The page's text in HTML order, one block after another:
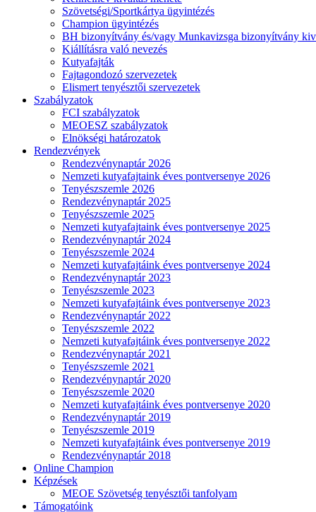
Szövetségi/Sportkártya ügyintézés
Champion ügyintézés
BH bizonyítvány és/vagy Munkavizsga bizonyítvány
Kiállításra való nevezés
Kutyafajták
Fajtagondozó szervezetek
Elismert tenyésztői szervezetek
Szabályzatok
FCI szabályzatok
MEOESZ szabályzatok
Elnökségi határozatok
Rendezvények
Rendezvénynaptár 2026
Nemzeti kutyafajtaink éves pontversenye 2026
Tenyészszemle 2026
Rendezvénynaptár 2025
Tenyészszemle 2025
Nemzeti kutyafajtaink éves pontversenye 2025
Rendezvénynaptár 2024
Tenyészszemle 2024
Nemzeti kutyafajtáink éves pontversenye 2024
Rendezvénynaptár 2023
Tenyészszemle 2023
Nemzeti kutyafajtáink éves pontversenye 2023
Rendezvénynaptár 2022
Tenyészszemle 2022
Nemzeti kutyafajtáink éves pontversenye 2022
Rendezvénynaptár 2021
Tenyészszemle 2021
Rendezvénynaptár 2020
Tenyészszemle 2020
Nemzeti kutyafajtáink éves pontversenye 2020
Rendezvénynaptár 2019
Tenyészszemle 2019
Nemzeti kutyafajtáink éves pontversenye 2019
Rendezvénynaptár 2018
Online Champion
Képzések
MEOE Szövetség tenyésztői tanfolyam
Támogatóink